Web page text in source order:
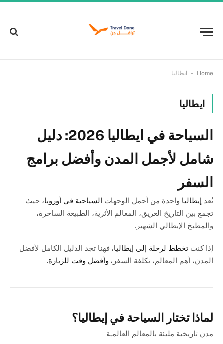
Home
- ايطاليا
ايطاليا
السياحة في ايطاليا 2026: دليل
شامل لأجمل المدن وأفضل برامج
السفر
تُعد إيطاليا واحدة من أجمل الوجهات السياحية في أوروبا، حيث
تجمع بين التاريخ العريق، المعالم الأثرية، الطبيعة الساحرة،
والمطبخ الإيطالي الشهير.
إذا كنت تخطط لرحلة إلى إيطاليا، فهنا تجد الدليل الكامل لأفضل
المدن، أهم المعالم، تكلفة السفر، وأفضل وقت للزيارة.
لماذا تختار السياحة في إيطاليا؟
مدن تاريخية مليئة بالمعالم العالمية